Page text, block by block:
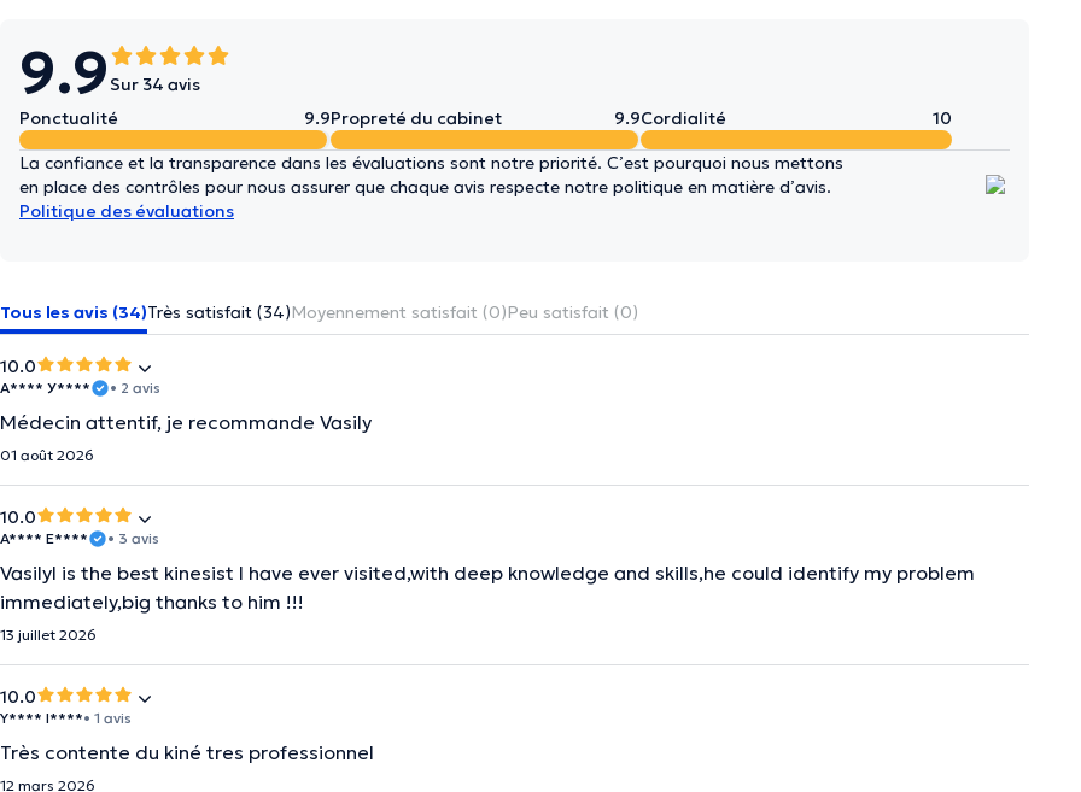
9.9 Sur 34 avis
Ponctualité
9.9Propreté du cabinet 9.9Cordialité 10
La confiance et la transparence dans les évaluations sont notre priorité. C’est pourquoi nous mettons
en place des contrôles pour nous assurer que chaque avis respecte notre politique en matière d’avis.
Politique des évaluations
Tous les avis (34)Très satisfait (34)Moyennement satisfait (0)Peu satisfait (0)
10.0
А**** У**** • 2 avis
Médecin attentif, je recommande Vasily
01 août 2026
10.0
A**** E**** • 3 avis
Vasilyl is the best kinesist I have ever visited,with deep knowledge and skills,he could identify my problem
immediately,big thanks to him !!!
13 juillet 2026
10.0
Y**** I****• 1 avis
Très contente du kiné tres professionnel
12 mars 2026